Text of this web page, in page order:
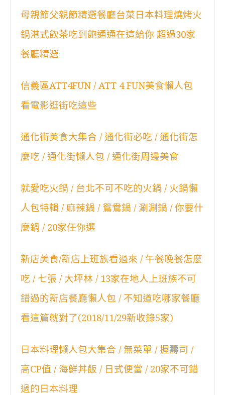
母親節父親節精選餐廳台菜日本料理燒烤火
鍋港式飲茶吃到飽通通在這給你 超過30家
餐廳精選
信義區ATT4FUN / ATT 4 FUN美食懶人包
看電影逛街吃這些
通化街美食大集合 / 通化街必吃 / 通化街怎
麼吃 / 通化街懶人包 / 通化街周邊美食
就愛吃火鍋 / 台北不可不吃的火鍋 / 火鍋懶
人包特輯 / 麻辣鍋 / 鴛鴦鍋 / 涮涮鍋 / 你要什
麼鍋 / 20家任你選
新店美食/新店上班族看過來 / 午餐晚餐怎麼
吃 / 七張 / 大坪林 / 13家在地人上班族不可
錯過的新店餐廳懶人包 / 不知道吃哪家餐廳
看這篇就對了(2018/11/29新收錄5家)
日本料理懶人包大集合 / 無菜單 / 握壽司 /
高CP值 / 海鮮丼飯 / 日式便當 / 20家不可錯
過的日本料理